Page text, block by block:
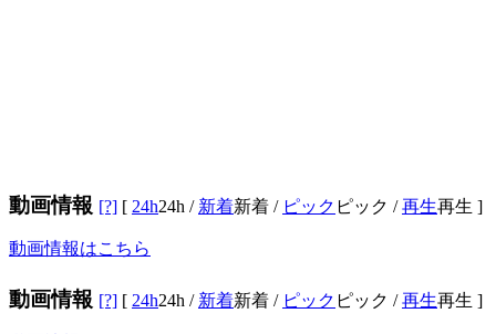
動画情報 [?] [ 24h24h / 新着新着 / ピック ピック /再生再生 ]
動画情報はこちら
動画情報 [?] [ 24h24h / 新着新着 / ピック ピック /再生再生 ]